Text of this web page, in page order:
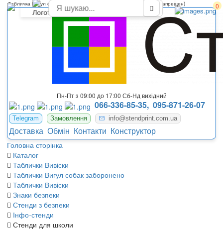
0
Пн-Пт з 09:00 до 17:00 Сб-Нд вихідний
066-336-85-35, 095-871-26-07
Telegram Замовлення info@stendprint.com.ua
Доставка Обмін Контакти Конструктор
Головна сторінка
Каталог
Таблички Вивіски
Таблички Вигул собак заборонено
Таблички Вивіски
Знаки безпеки
Стенди з безпеки
Інфо-стенди
Стенди для школи
Табличка Вигул собак заборонено знак (табличка выгул собак запрещен)